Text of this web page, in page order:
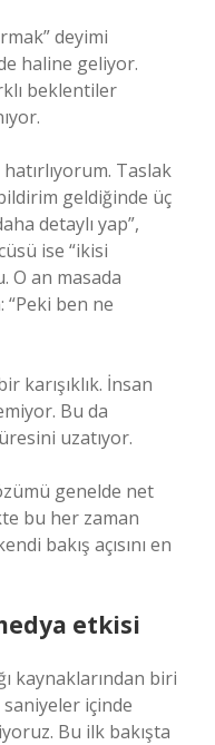
deyimi
haline geliyor.
beklentiler
Taslak
geldiğinde üç
detaylı yap”,
ise “ikisi
O an masada
ben ne
karışıklık. İnsan
Bu da
uzatıyor.
genelde net
bu her zaman
bakış açısını en
etkisi
kaynaklarından biri
içinde
Bu ilk bakışta